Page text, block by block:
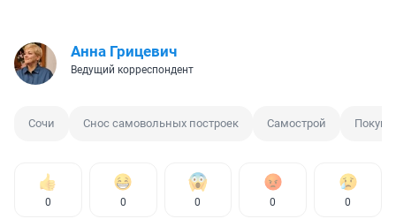
Анна Грицевич
Ведущий корреспондент
Сочи Снос самовольных построек Самострой
0 0 0 0 0